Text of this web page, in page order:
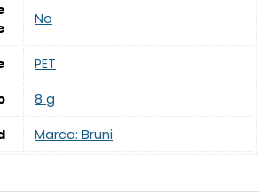
‎No
‎PET
‎8 g
Marca: Bruni